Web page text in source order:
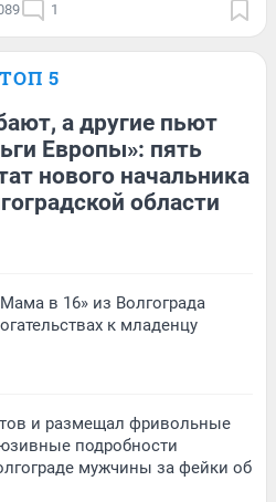
1
ТОП 5
а другие пьют
Европы»: пять
нового начальника
области
в 16» из Волгограда
к младенцу
и размещал фривольные
подробности
мужчины за фейки об